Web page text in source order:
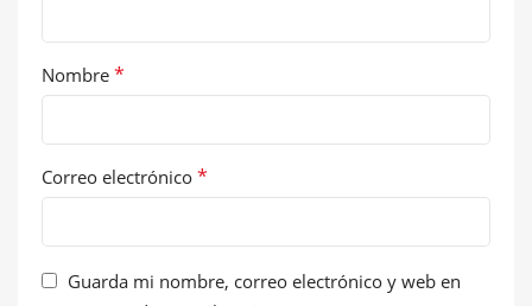
Nombre *
Correo electrónico *
Guarda mi nombre, correo electrónico y web en